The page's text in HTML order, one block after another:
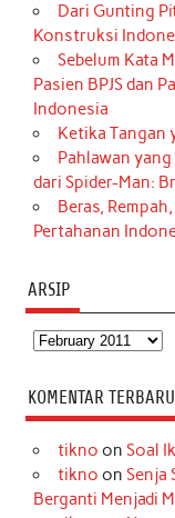
Dari Gunting
Konstruksi
Sebelum Kata
Pasien BPJS dan
Indonesia
Ketika Tangan
Pahlawan
dari Spider-Man:
Beras,
Pertahanan
ARSIP
Arsip
KOMENTAR TERBARU
tikno on Soal
tikno on Senja
Berganti Menjadi